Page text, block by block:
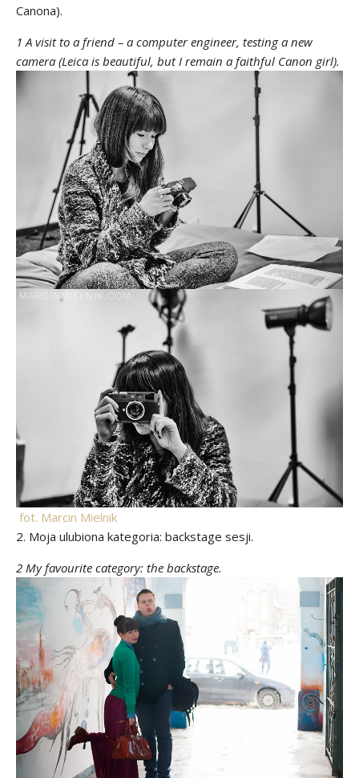
Canona).
1 A visit to a friend – a computer engineer, testing a new
camera (Leica is beautiful, but I remain a faithful Canon girl).
fot. Marcin Mielnik
2. Moja ulubiona kategoria: backstage sesji.
2 My favourite category: the backstage.